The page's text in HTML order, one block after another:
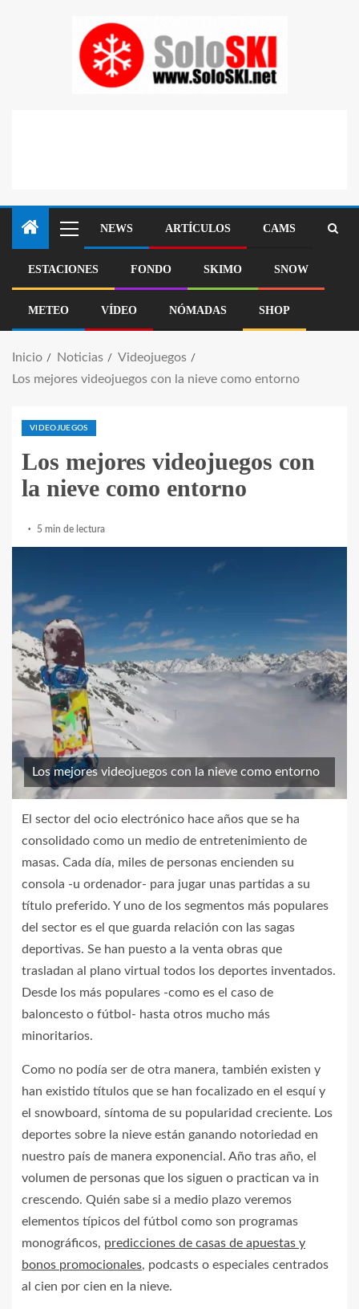
NEWS ARTÍCULOS CAMS
ESTACIONES FONDO SKIMO SNOW
METEO VÍDEO NÓMADAS SHOP
Inicio Noticias
Videojuegos
Los mejores videojuegos con la nieve como entorno
VIDEOJUEGOS
Los mejores videojuegos con
la nieve como entorno
5 min de lectura
Los mejores videojuegos con la nieve como entorno
El sector del ocio electrónico hace años que se ha
consolidado como un medio de entretenimiento de
masas. Cada día, miles de personas encienden su
consola -u ordenador- para jugar unas partidas a su
título preferido. Y uno de los segmentos más populares
del sector es el que guarda relación con las sagas
deportivas. Se han puesto a la venta obras que
trasladan al plano virtual todos los deportes inventados.
Desde los más populares -como es el caso de
baloncesto o fútbol- hasta otros mucho más
minoritarios.
Como no podía ser de otra manera, también existen y
han existido títulos que se han focalizado en el esquí y
el snowboard, síntoma de su popularidad creciente. Los
deportes sobre la nieve están ganando notoriedad en
nuestro país de manera exponencial. Año tras año, el
volumen de personas que los siguen o practican va in
crescendo. Quién sabe si a medio plazo veremos
elementos típicos del fútbol como son programas
monográficos, predicciones de casas de apuestas y
bonos promocionales, podcasts o especiales centrados
al cien por cien en la nieve.